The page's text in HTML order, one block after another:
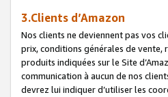
3.Clients d’Amazon
Nos clients ne deviennent pas vos
prix, conditions générales de vente,
produits indiquées sur le Site
communication à aucun de nos
devrez lui indiquer d’utiliser les